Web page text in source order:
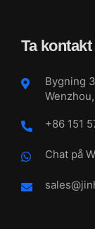
Ta kontakt
Bygning
+86 151
Chat på